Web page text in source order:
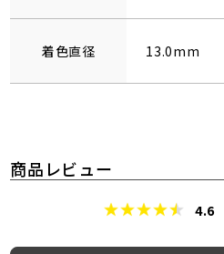
着色直径 13.0mm
商品レビュー
4.6